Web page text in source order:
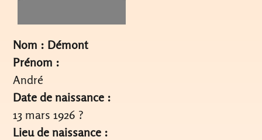
Nom : Démont
Prénom :
André
Date de naissance :
13 mars 1926 ?
Lieu de naissance :